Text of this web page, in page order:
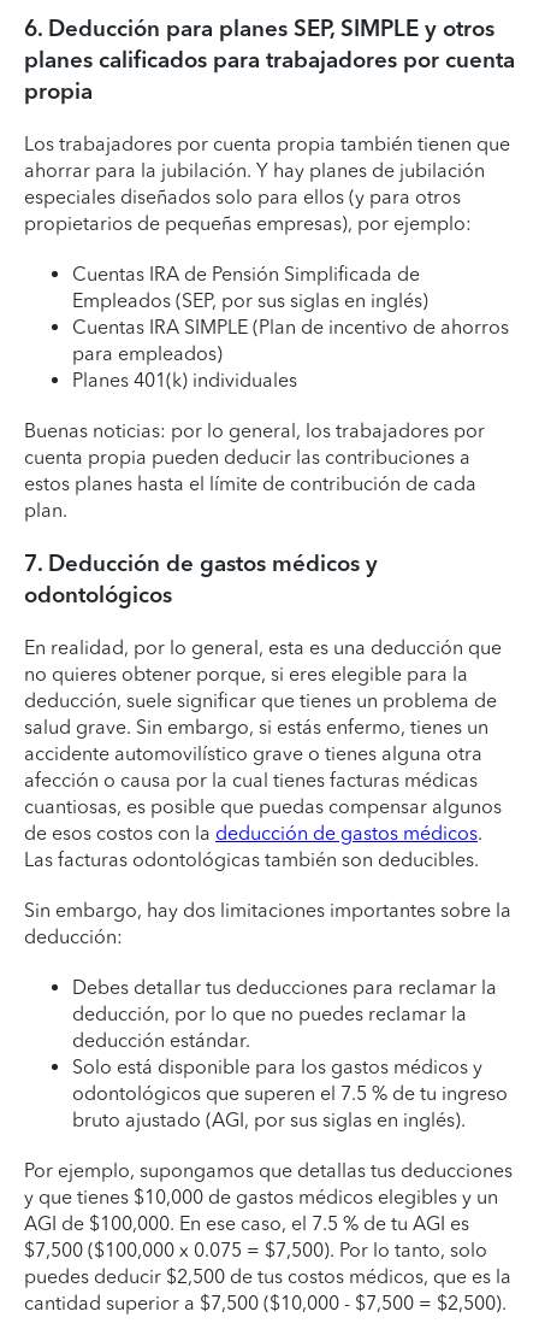
6. Deducción para planes SEP, SIMPLE y otros
planes calificados para trabajadores por cuenta
propia
Los trabajadores por cuenta propia también tienen que
ahorrar para la jubilación. Y hay planes de jubilación
especiales diseñados solo para ellos (y para otros
propietarios de pequeñas empresas), por ejemplo:
Cuentas IRA de Pensión Simplificada de
Empleados (SEP, por sus siglas en inglés)
Cuentas IRA SIMPLE (Plan de incentivo de ahorros
para empleados)
Planes 401(k) individuales
Buenas noticias: por lo general, los trabajadores por
cuenta propia pueden deducir las contribuciones a
estos planes hasta el límite de contribución de cada
plan.
7. Deducción de gastos médicos y
odontológicos
En realidad, por lo general, esta es una deducción que
no quieres obtener porque, si eres elegible para la
deducción, suele significar que tienes un problema de
salud grave. Sin embargo, si estás enfermo, tienes un
accidente automovilístico grave o tienes alguna otra
afección o causa por la cual tienes facturas médicas
cuantiosas, es posible que puedas compensar algunos
de esos costos con la deducción de gastos médicos.
Las facturas odontológicas también son deducibles.
Sin embargo, hay dos limitaciones importantes sobre la
deducción:
Debes detallar tus deducciones para reclamar la
deducción, por lo que no puedes reclamar la
deducción estándar.
Solo está disponible para los gastos médicos y
odontológicos que superen el 7.5 % de tu ingreso
bruto ajustado (AGI, por sus siglas en inglés).
Por ejemplo, supongamos que detallas tus deducciones
y que tienes $10,000 de gastos médicos elegibles y un
AGI de $100,000. En ese caso, el 7.5 % de tu AGI es
$7,500 ($100,000 x 0.075 = $7,500). Por lo tanto, solo
puedes deducir $2,500 de tus costos médicos, que es la
cantidad superior a $7,500 ($10,000 - $7,500 = $2,500).